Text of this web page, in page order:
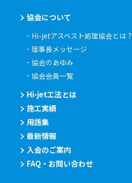
協会について
Hi-jetアスベスト処理協会とは？
理事長メッセージ
協会のあゆみ
協会会員一覧
Hi-jet工法とは
施工実績
用語集
最新情報
入会のご案内
FAQ・お問い合わせ